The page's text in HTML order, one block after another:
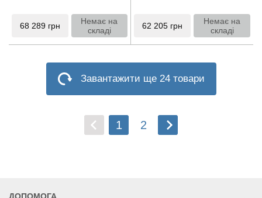
68 289 грн
Немає на
складі
62 205 грн
Немає на
складі
Завантажити ще 24 товари
1 2